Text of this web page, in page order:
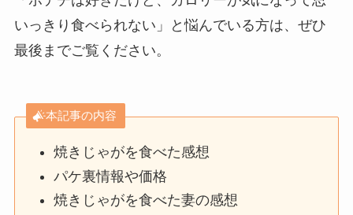
いっきり食べられない」と悩んでいる方は、ぜひ
最後までご覧ください。
本記事の内容
焼きじゃがを食べた感想
パケ裏情報や価格
焼きじゃがを食べた妻の感想